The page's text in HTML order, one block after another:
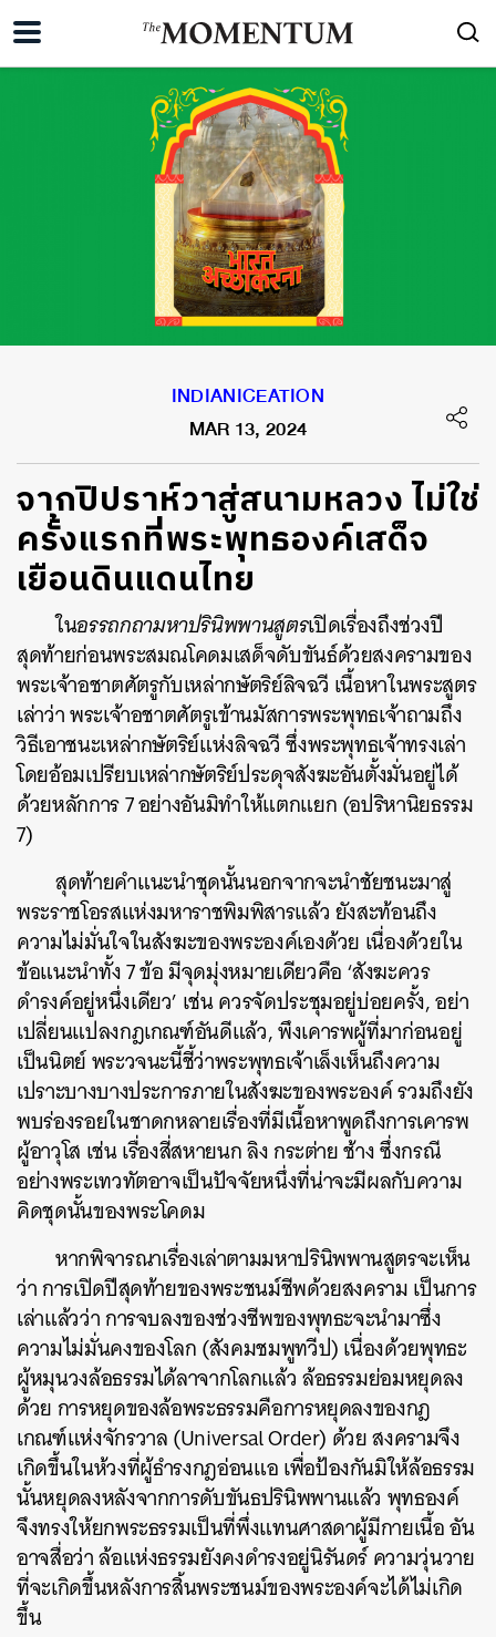
INDIANICEATION
MAR 13, 2024
จากปิปราห์วาสู่สนามหลวง ไม่ใช่
ครั้งแรกที่พระพุทธองค์เสด็จ
เยือนดินแดนไทย
ในอรรถกถามหาปรินิพพานสูตรเปิดเรื่องถึงช่วงปี
สุดท้ายก่อนพระสมณโคดมเสด็จดับขันธ์ด้วยสงครามของ
พระเจ้าอชาตศัตรูกับเหล่ากษัตริย์ลิจฉวี เนื้อหาในพระสูตร
เล่าว่า พระเจ้าอชาตศัตรูเข้านมัสการพระพุทธเจ้าถามถึง
วิธีเอาชนะเหล่ากษัตริย์แห่งลิจฉวี ซึ่งพระพุทธเจ้าทรงเล่า
โดยอ้อมเปรียบเหล่ากษัตริย์ประดุจสังฆะอันตั้งมั่นอยู่ได้
ด้วยหลักการ 7 อย่างอันมิทำให้แตกแยก (อปริหานิยธรรม
7)
สุดท้ายคำแนะนำชุดนั้นนอกจากจะนำชัยชนะมาสู่
พระราชโอรสแห่งมหาราชพิมพิสารแล้ว ยังสะท้อนถึง
ความไม่มั่นใจในสังฆะของพระองค์เองด้วย เนื่องด้วยใน
ข้อแนะนำทั้ง 7 ข้อ มีจุดมุ่งหมายเดียวคือ ‘สังฆะควร
ดำรงค์อยู่หนึ่งเดียว’ เช่น ควรจัดประชุมอยู่บ่อยครั้ง, อย่า
เปลี่ยนแปลงกฎเกณฑ์อันดีแล้ว, พึงเคารพผู้ที่มาก่อนอยู่
เป็นนิตย์ พระวจนะนี้ชี้ว่าพระพุทธเจ้าเล็งเห็นถึงความ
เปราะบางบางประการภายในสังฆะของพระองค์ รวมถึงยัง
พบร่องรอยในชาดกหลายเรื่องที่มีเนื้อหาพูดถึงการเคารพ
ผู้อาวุโส เช่น เรื่องสี่สหายนก ลิง กระต่าย ช้าง ซึ่งกรณี
อย่างพระเทวทัตอาจเป็นปัจจัยหนึ่งที่น่าจะมีผลกับความ
คิดชุดนั้นของพระโคดม
หากพิจารณาเรื่องเล่าตามมหาปรินิพพานสูตรจะเห็น
ว่า การเปิดปีสุดท้ายของพระชนม์ชีพด้วยสงคราม เป็นการ
เล่าแล้วว่า การจบลงของช่วงชีพของพุทธะจะนำมาซึ่ง
ความไม่มั่นคงของโลก (สังคมชมพูทวีป) เนื่องด้วยพุทธะ
ผู้หมุนวงล้อธรรมได้ลาจากโลกแล้ว ล้อธรรมย่อมหยุดลง
ด้วย การหยุดของล้อพระธรรมคือการหยุดลงของกฎ
เกณฑ์แห่งจักรวาล (Universal Order) ด้วย สงครามจึง
เกิดขึ้นในห้วงที่ผู้ธำรงกฎอ่อนแอ เพื่อป้องกันมิให้ล้อธรรม
นั้นหยุดลงหลังจากการดับขันธปรินิพพานแล้ว พุทธองค์
จึงทรงให้ยกพระธรรมเป็นที่พึ่งแทนศาสดาผู้มีกายเนื้อ อัน
อาจสื่อว่า ล้อแห่งธรรมยังคงดำรงอยู่นิรันดร์ ความวุ่นวาย
ที่จะเกิดขึ้นหลังการสิ้นพระชนม์ของพระองค์จะได้ไม่เกิด
ขึ้น